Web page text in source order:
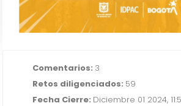
Comentarios: 3
Retos diligenciados: 59
Fecha Cierre: Diciembre 01 2024,